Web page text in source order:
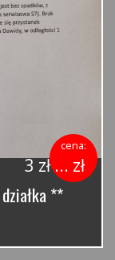
cena:
3 zł ... zł
**